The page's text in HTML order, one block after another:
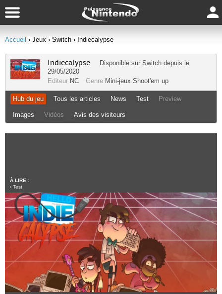
Accueil › Jeux › Switch › Indiecalypse
Indiecalypse Disponible sur Switch depuis le
29/05/2020
Editeur NC Genre Mini-jeux Shoot'em up
Hub du jeu Tous les articles News Test Preview
Images Vidéos Avis des visiteurs
À LIRE :
› Test